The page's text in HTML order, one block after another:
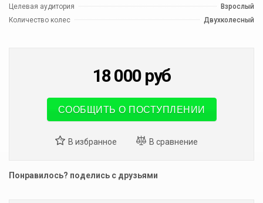
Целевая аудитория
Взрослый
Количество колес
Двухколесный
18 000 руб
СООБЩИТЬ О ПОСТУПЛЕНИИ
Понравилось? поделись с друзьями